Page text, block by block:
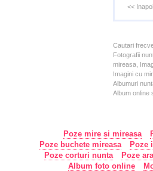
<< Inapoi
Cautari
Fotografii
mireasa,
Imagini cu
Albumuri
Album online
Poze mire si mireasa
Poze buchete mireasa
Poze
Poze corturi nunta
Poze
Album foto online